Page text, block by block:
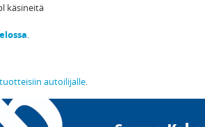
käsineitä
.
autoilijalle.